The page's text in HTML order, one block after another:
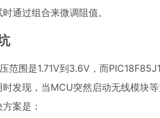
通过组合来微调阻值。
范围是1.71V到3.6V，而
发现，当MCU突然启动无线模块
案是：